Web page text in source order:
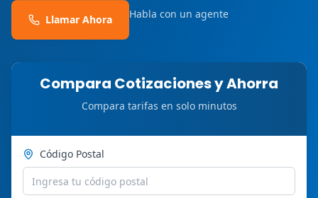
Llamar Ahora Habla con un agente
Compara Cotizaciones y Ahorra
Compara tarifas en solo minutos
Código Postal